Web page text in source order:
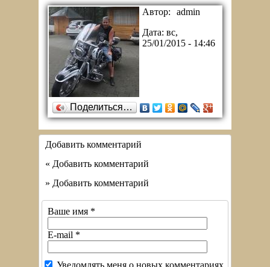
Автор:
admin
Дата: вс,
25/01/2015 - 14:46
Поделиться…
Добавить комментарий
« Добавить комментарий
» Добавить комментарий
Ваше имя *
E-mail *
Уведомлять меня о новых комментариях